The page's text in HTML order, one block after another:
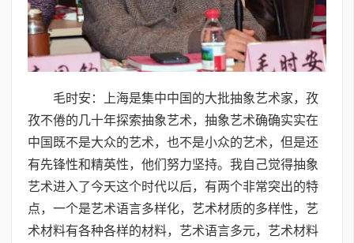
毛时安：上海是集中中国的大批抽象艺术家，孜
孜不倦的几十年探索抽象艺术，抽象艺术确确实实在
中国既不是大众的艺术，也不是小众的艺术，但是还
有先锋性和精英性，他们努力坚持。我自己觉得抽象
艺术进入了今天这个时代以后，有两个非常突出的特
点，一个是艺术语言多样化，艺术材质的多样性，艺
术材料有各种各样的材料，艺术语言多元，艺术材料